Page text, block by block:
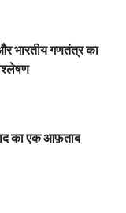
भारतीय गणतंत्र का
का एक आफ़ताब